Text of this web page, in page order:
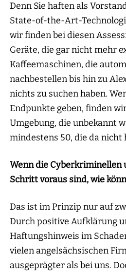
Denn Sie haften als
State-of-the-Art-
wir finden bei diesen
Geräte, die gar nicht mehr
Kaffeemaschinen, die
nachbestellen bis hin zu
nichts zu suchen haben.
Endpunkte geben, finden
Umgebung, die unbekannt
mindestens 50, die da nicht
Wenn die Cyberkriminellen
Schritt voraus sind, wie
Das ist im Prinzip nur auf
Durch positive Aufklärung
Haftungshinweis im
vielen angelsächsischen
ausgeprägter als bei uns.